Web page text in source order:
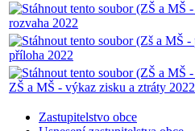
rozvaha 2022
příloha 2022
ZŠ a MŠ - výkaz zisku a ztráty 2022
Zastupitelstvo obce